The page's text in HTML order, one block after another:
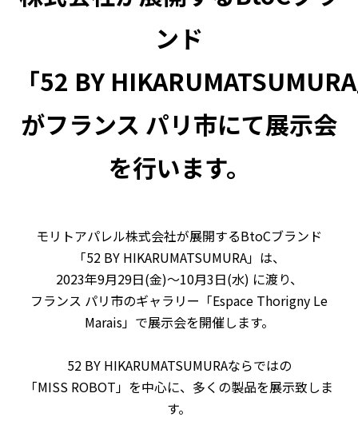
ンド
「52 BY
がフランス パリ市にて展示会
を行います。
モリトアパレル株式会社が展開するBtoCブランド
「52 BY HIKARUMATSUMURA」は、
2023年9月29日(金)〜10月3日(水) に渡り、
フランス パリ市のギャラリー「Espace Thorigny Le
Marais」 で展示会を開催します。
52 BY HIKARUMATSUMURAならではの
「MISS ROBOT」を中心に、多くの製品を展示致しま
す。